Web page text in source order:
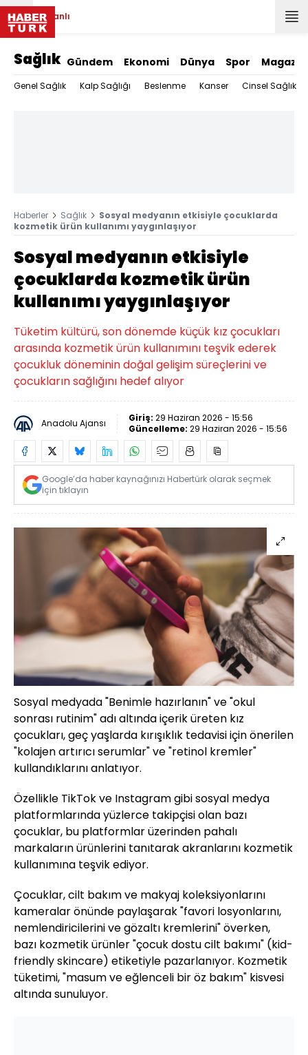
Canlı
Sağlık Gündem Ekonomi Dünya Spor Magazin
Genel Sağlık Kalp Sağlığı Beslenme Kanser Cinsel Sağlık
Haberler Sağlık
Sosyal medyanın etkisiyle çocuklarda
kozmetik ürün kullanımı yaygınlaşıyor
Sosyal medyanın etkisiyle
çocuklarda kozmetik ürün
kullanımı yaygınlaşıyor
Tüketim kültürü, son dönemde küçük kız çocukları
arasında kozmetik ürün kullanımını teşvik ederek
çocukluk döneminin doğal gelişim süreçlerini ve
çocukların sağlığını hedef alıyor
Anadolu Ajansı Giriş: 29 Haziran 2026 - 15:56
Güncelleme: 29 Haziran 2026 - 15:56
Google’da haber kaynağınızı Habertürk olarak seçmek
için tıklayın
Sosyal medyada "Benimle hazırlanın" ve "okul
sonrası rutinim" adı altında içerik üreten kız
çocukları, geç yaşlarda kırışıklık tedavisi için önerilen
"kolajen artırıcı serumlar" ve "retinol kremler"
kullandıklarını anlatıyor.
Özellikle TikTok ve Instagram gibi sosyal medya
platformlarında yüzlerce takipçisi olan bazı
çocuklar, bu platformlar üzerinden pahalı
markaların ürünlerini tanıtarak akranlarını kozmetik
kullanımına teşvik ediyor.
Çocuklar, cilt bakım ve makyaj koleksiyonlarını
kameralar önünde paylaşarak "favori losyonlarını,
nemlendiricilerini ve gözaltı kremlerini" överken,
bazı kozmetik ürünler "çocuk dostu cilt bakımı" (kid-
friendly skincare) etiketiyle pazarlanıyor. Kozmetik
tüketimi, "masum ve eğlenceli bir öz bakım" kisvesi
altında sunuluyor.